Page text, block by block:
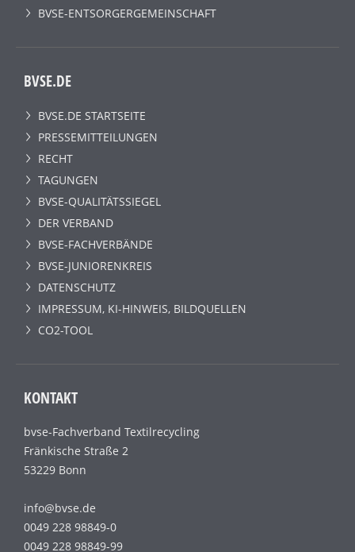
BVSE-ENTSORGERGEMEINSCHAFT
BVSE.DE
BVSE.DE STARTSEITE
PRESSEMITTEILUNGEN
RECHT
TAGUNGEN
BVSE-QUALITÄTSSIEGEL
DER VERBAND
BVSE-FACHVERBÄNDE
BVSE-JUNIORENKREIS
DATENSCHUTZ
IMPRESSUM, KI-HINWEIS, BILDQUELLEN
CO2-TOOL
KONTAKT
bvse-Fachverband Textilrecycling
Fränkische Straße 2
53229 Bonn
info@bvse.de
0049 228 98849-0
0049 228 98849-99